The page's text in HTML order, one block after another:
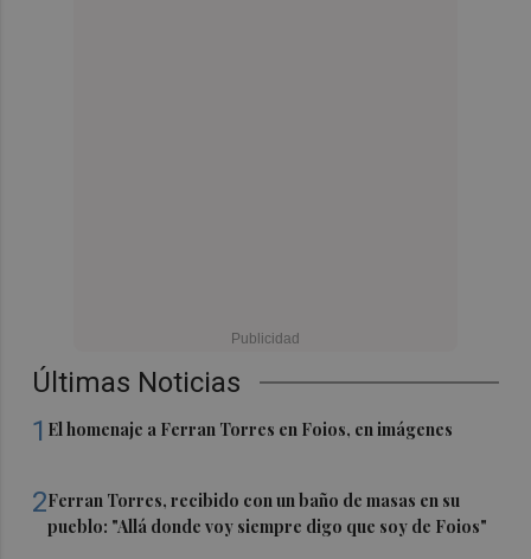
Últimas Noticias
1 El homenaje a Ferran Torres en Foios, en imágenes
2Ferran Torres, recibido con un baño de masas en su
pueblo: "Allá donde voy siempre digo que soy de Foios"